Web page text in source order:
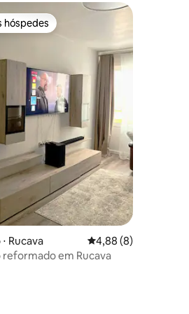
de 5, 5 avaliações
hóspedes
hóspedes
Rucava 4,88 de uma
4,88 (8)
em Rucava